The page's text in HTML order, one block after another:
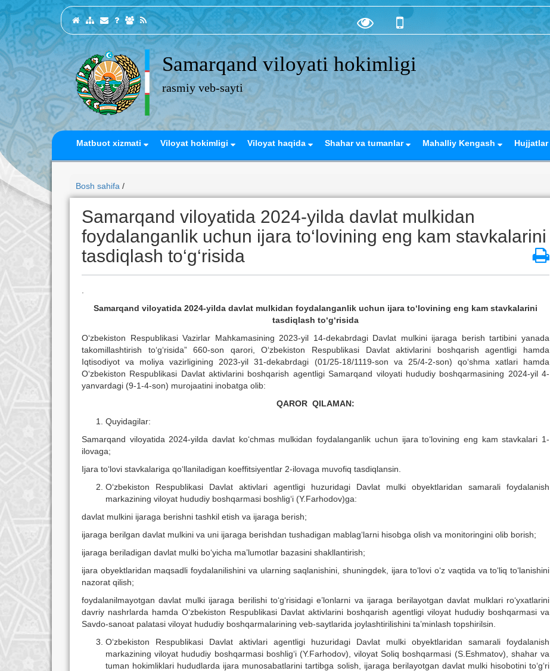
Samarqand viloyati hokimligi
rasmiy veb-sayti
Matbuot xizmati Viloyat hokimligi Viloyat haqida Shahar va tumanlar Mahalliy Kengash Hujjatlar
Bosh sahifa /
Samarqand viloyatida 2024-yilda davlat mulkidan
foydalanganlik uchun ijara to‘lovining eng kam stavkalarini
tasdiqlash to‘g‘risida
Samarqand viloyatida 2024-yilda davlat mulkidan foydalanganlik uchun ijara to‘lovining eng kam stavkalarini
tasdiqlash to‘g‘risida
O‘zbekiston Respublikasi Vazirlar Mahkamasining 2023-yil 14-dekabrdagi Davlat mulkini ijaraga berish tartibini yanada
takomillashtirish to‘g‘risida” 660-son qarori, O‘zbekiston Respublikasi Davlat aktivlarini boshqarish agentligi hamda
Iqtisodiyot va moliya vazirligining 2023-yil 31-dekabrdagi (01/25-18/1119-son va 25/4-2-son) qo‘shma xatlari hamda
O‘zbekiston Respublikasi Davlat aktivlarini boshqarish agentligi Samarqand viloyati hududiy boshqarmasining 2024-yil 4-
yanvardagi (9-1-4-son) murojaatini inobatga olib:
QAROR QILAMAN:
Quyidagilar:
Samarqand viloyatida 2024-yilda davlat ko‘chmas mulkidan foydalanganlik uchun ijara to‘lovining eng kam stavkalari 1-
ilovaga;
Ijara to‘lovi stavkalariga qo‘llaniladigan koeffitsiyentlar 2-ilovaga muvofiq tasdiqlansin.
O‘zbekiston Respublikasi Davlat aktivlari agentligi huzuridagi Davlat mulki obyektlaridan samarali foydalanish
markazining viloyat hududiy boshqarmasi boshlig‘i (Y.Farhodov)ga:
davlat mulkini ijaraga berishni tashkil etish va ijaraga berish;
ijaraga berilgan davlat mulkini va uni ijaraga berishdan tushadigan mablag‘larni hisobga olish va monitoringini olib borish;
ijaraga beriladigan davlat mulki bo‘yicha ma’lumotlar bazasini shakllantirish;
ijara obyektlaridan maqsadli foydalanilishini va ularning saqlanishini, shuningdek, ijara to‘lovi o‘z vaqtida va to‘liq to‘lanishini
nazorat qilish;
foydalanilmayotgan davlat mulki ijaraga berilishi to‘g‘risidagi e’lonlarni va ijaraga berilayotgan davlat mulklari ro‘yxatlarini
davriy nashrlarda hamda O‘zbekiston Respublikasi Davlat aktivlarini boshqarish agentligi viloyat hududiy boshqarmasi va
Savdo-sanoat palatasi viloyat hududiy boshqarmalarining veb-saytlarida joylashtirilishini ta’minlash topshirilsin.
O‘zbekiston Respublikasi Davlat aktivlari agentligi huzuridagi Davlat mulki obyektlaridan samarali foydalanish
markazining viloyat hududiy boshqarmasi boshlig‘i (Y.Farhodov), viloyat Soliq boshqarmasi (S.Eshmatov), shahar va
tuman hokimliklari hududlarda ijara munosabatlarini tartibga solish, ijaraga berilayotgan davlat mulki hisobotini to‘g‘ri